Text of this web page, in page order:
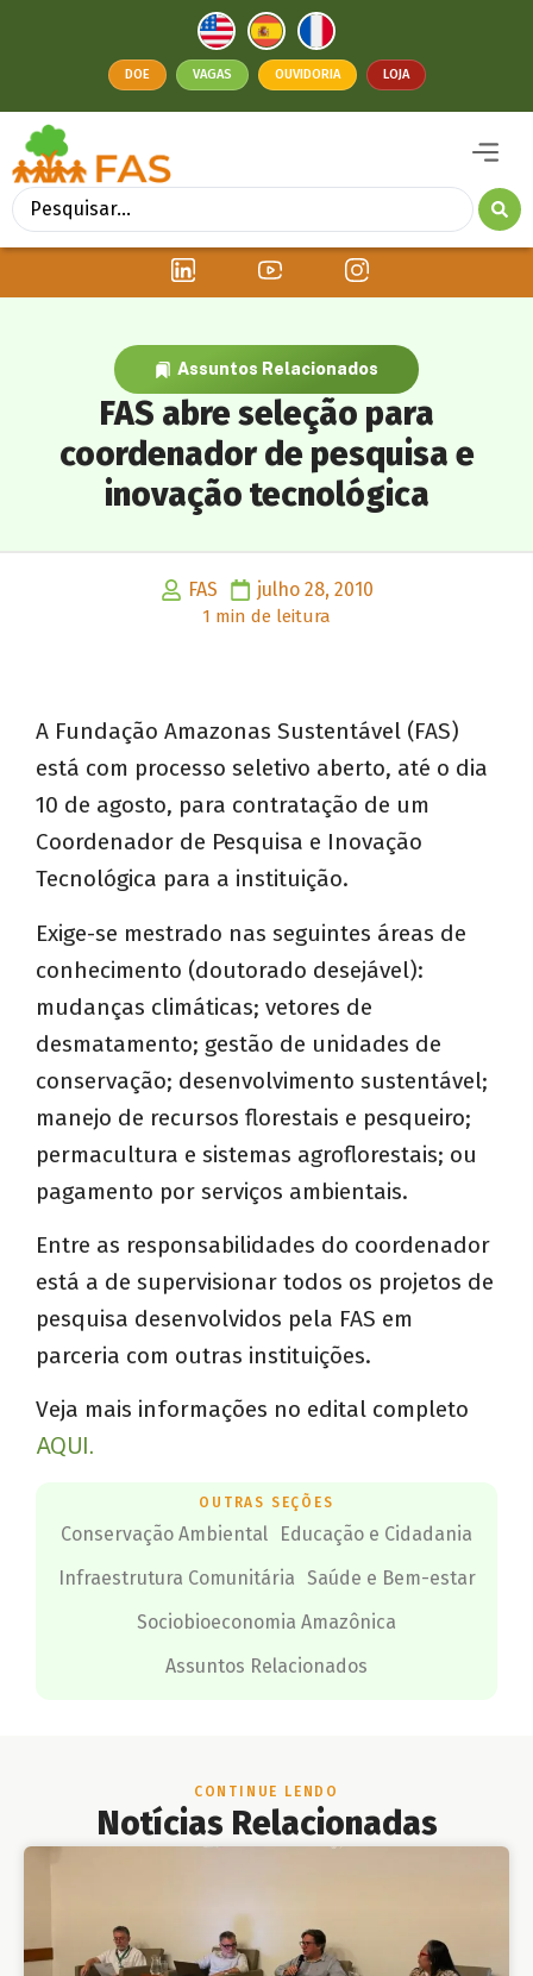
DOE VAGAS OUVIDORIA LOJA
Assuntos Relacionados
FAS abre seleção para
coordenador de pesquisa e
inovação tecnológica
FAS julho 28, 2010
1 min de leitura
A Fundação Amazonas Sustentável (FAS)
está com processo seletivo aberto, até o dia
10 de agosto, para contratação de um
Coordenador de Pesquisa e Inovação
Tecnológica para a instituição.
Exige-se mestrado nas seguintes áreas de
conhecimento (doutorado desejável):
mudanças climáticas; vetores de
desmatamento; gestão de unidades de
conservação; desenvolvimento sustentável;
manejo de recursos florestais e pesqueiro;
permacultura e sistemas agroflorestais; ou
pagamento por serviços ambientais.
Entre as responsabilidades do coordenador
está a de supervisionar todos os projetos de
pesquisa desenvolvidos pela FAS em
parceria com outras instituições.
Veja mais informações no edital completo
AQUI.
OUTRAS SEÇÕES
Conservação Ambiental
Educação e Cidadania
Infraestrutura Comunitária Saúde e Bem-estar
Sociobioeconomia Amazônica
Assuntos Relacionados
CONTINUE LENDO
Notícias Relacionadas